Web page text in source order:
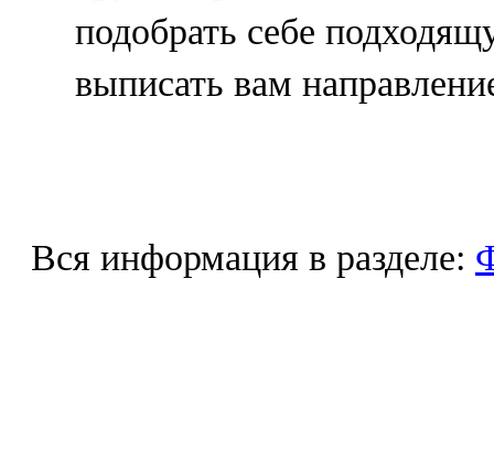
подобрать себе
выписать вам
Вся информация в разделе: